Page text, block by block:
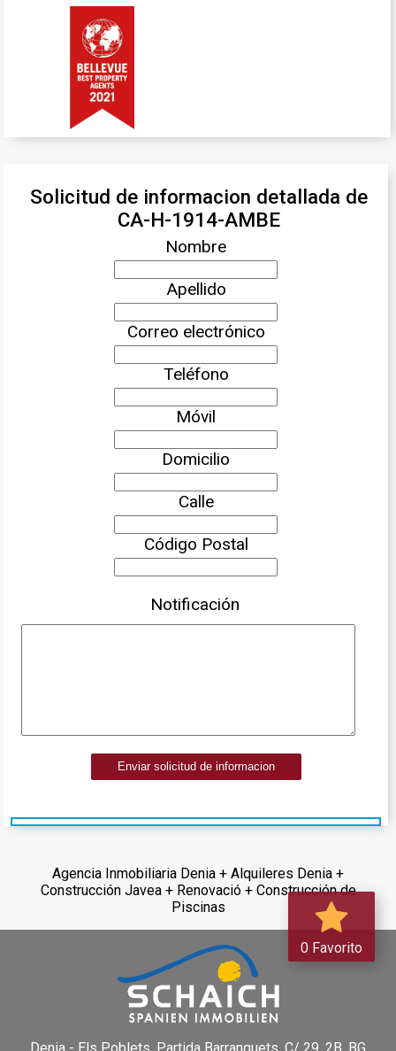
Solicitud de informacion detallada de
CA-H-1914-AMBE
Nombre
Apellido
Correo electrónico
Teléfono
Móvil
Domicilio
Calle
Código Postal
Notificación
Enviar solicitud de informacion
Agencia Inmobiliaria Denia + Alquileres Denia +
Construcción Javea + Renovació + Construcción de
Piscinas
0 Favorito